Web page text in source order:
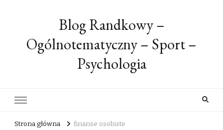
Blog Randkowy –
Ogólnotematyczny – Sport –
Psychologia
Strona główna finanse osobiste